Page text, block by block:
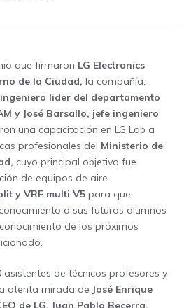
que firmaron LG Electronics
de la Ciudad, la compañía,
lider del departamento
y José Barsallo, jefe ingeniero
una capacitación en LG Lab a
profesionales del Ministerio de
cuyo principal objetivo fue
de equipos de aire
y VRF multi V5 para que
a sus futuros alumnos
de los próximos
asistentes de técnicos profesores y
atenta mirada de José Enrique
de LG, Juan Pablo Becerra,